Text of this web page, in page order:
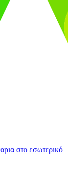
στο εσωτερικό